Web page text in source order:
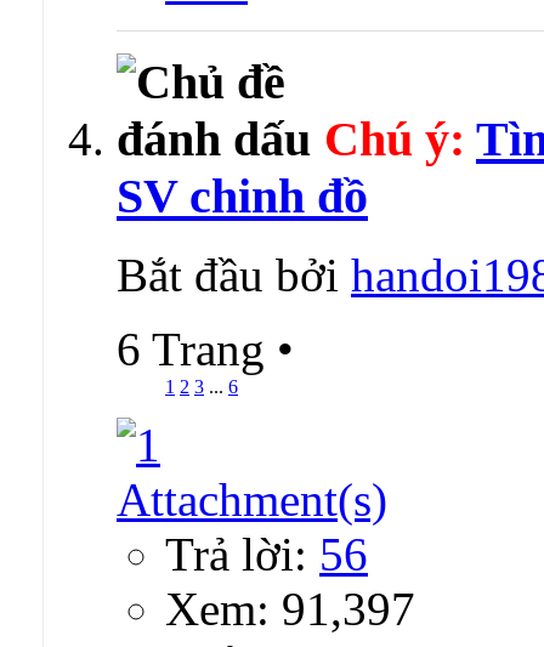
Chú ý:
SV chinh đồ
Bắt đầu bởi
6 Trang •
1 2 3 ... 6
Trả lời: 56
Xem: 91,397